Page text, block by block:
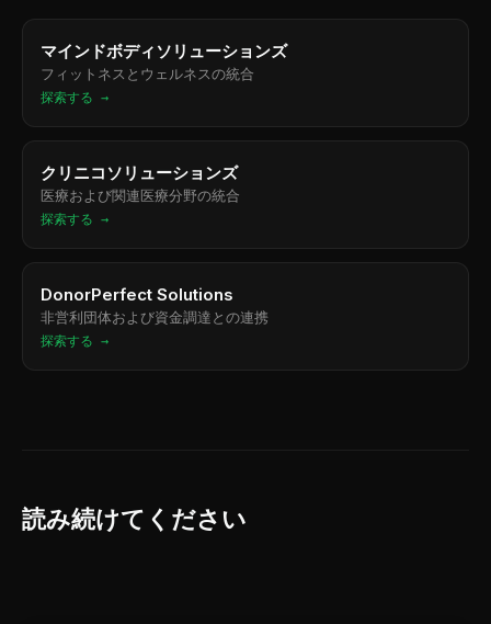
マインドボディソリューションズ
フィットネスとウェルネスの統合
探索する →
クリニコソリューションズ
医療および関連医療分野の統合
探索する →
DonorPerfect Solutions
非営利団体および資金調達との連携
探索する →
読み続けてください